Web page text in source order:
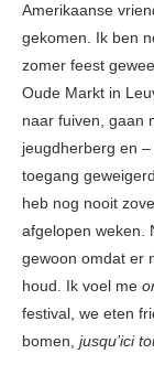
Amerikaanse
gekomen. Ik ben
zomer feest
Oude Markt in
naar fuiven, gaan
jeugdherberg en –
toegang
heb nog nooit
afgelopen weken.
gewoon omdat er
houd. Ik voel me
festival, we eten
bomen, jusqu’ici